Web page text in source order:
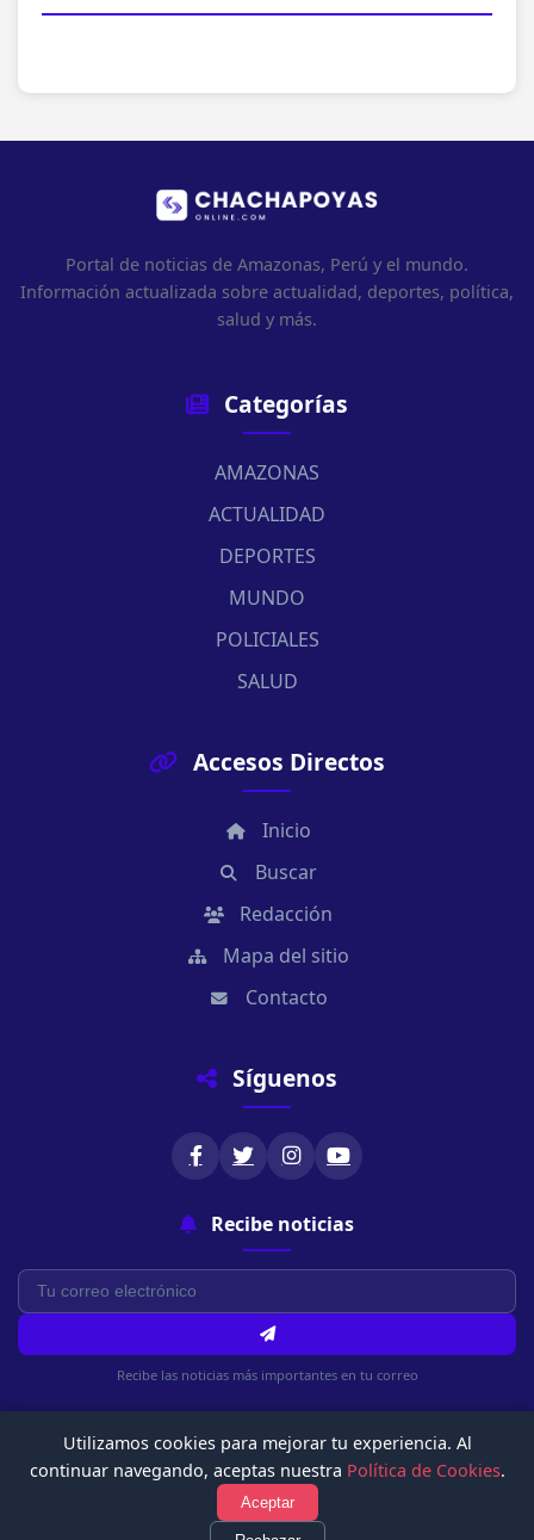
Portal de noticias de Amazonas, Perú y el mundo.
Información actualizada sobre actualidad, deportes, política,
salud y más.
Categorías
AMAZONAS
ACTUALIDAD
DEPORTES
MUNDO
POLICIALES
SALUD
Accesos Directos
Inicio
Buscar
Redacción
Mapa del sitio
Contacto
Síguenos
Recibe noticias
Recibe las noticias más importantes en tu correo
© 2026 Chachapoyasonline.Com. Todos los derechos reservados.
Utilizamos cookies para mejorar tu experiencia. Al
continuar navegando, aceptas nuestra Política de Cookies.
Aceptar